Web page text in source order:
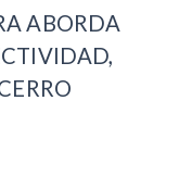
ABORDA